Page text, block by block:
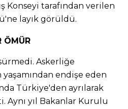
Konseyi tarafından verilen
layık görüldü.
ÖMÜR
Askerliğe
yaşamından endişe eden
Türkiye'den ayrılarak
yıl Bakanlar Kurulu